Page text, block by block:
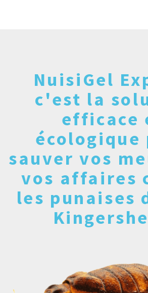
NuisiGel
c'est la
efficace
écologique
sauver vos
vos affaires
les punaises